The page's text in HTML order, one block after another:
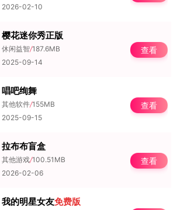
2026-02-10
樱花迷你秀正版
休闲益智/187.6MB
2025-09-14
查看
唱吧绚舞
其他软件/155MB
2025-09-15
查看
拉布布盲盒
其他游戏/100.51MB
2026-02-06
查看
我的明星女友免费版